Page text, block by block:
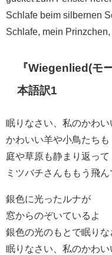
Schlafe beim silbernen
Schlafe, mein Prinzchen,
『Wiegenlied(モ
本語訳1
眠りなさい、私のかわ
かわいい羊や小鳥たちも
庭や草原も静まり返って
ミツバチさんももう飛ん
銀色に光ったルナが
窓からのぞいているよ
銀色の光のもとで眠りな
眠りなさい、私のかわ